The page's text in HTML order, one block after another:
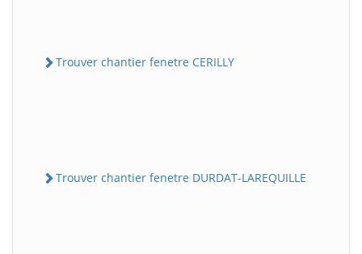
Trouver chantier fenetre CERILLY
Trouver chantier fenetre DURDAT-LAREQUILLE